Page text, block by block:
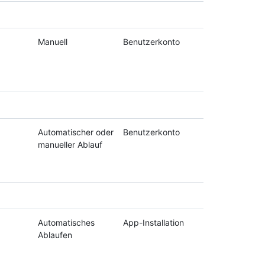
Manuell Benutzerkonto
Automatischer oder
manueller Ablauf
Benutzerkonto
Automatisches
Ablaufen
App-Installation